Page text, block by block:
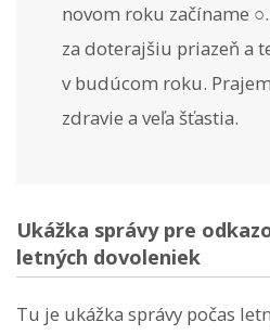
novom roku začíname
za doterajšiu priazeň a
v budúcom roku.
zdravie a veľa šťastia.
Ukážka správy pre
letných dovoleniek
Tu je ukážka správy počas